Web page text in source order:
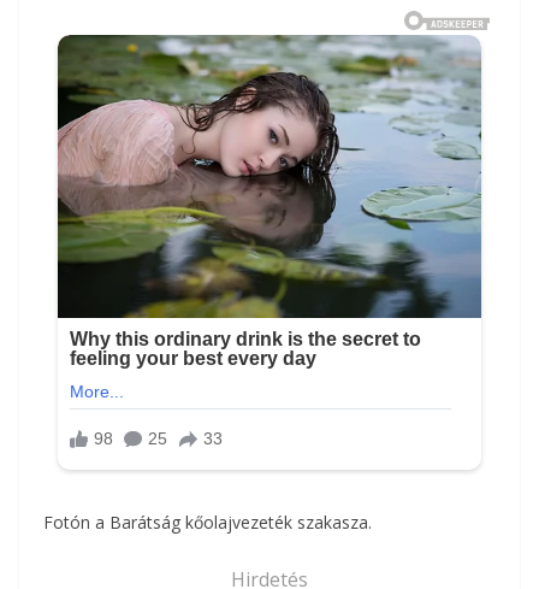
Fotón a Barátság kőolajvezeték szakasza.
Hirdetés